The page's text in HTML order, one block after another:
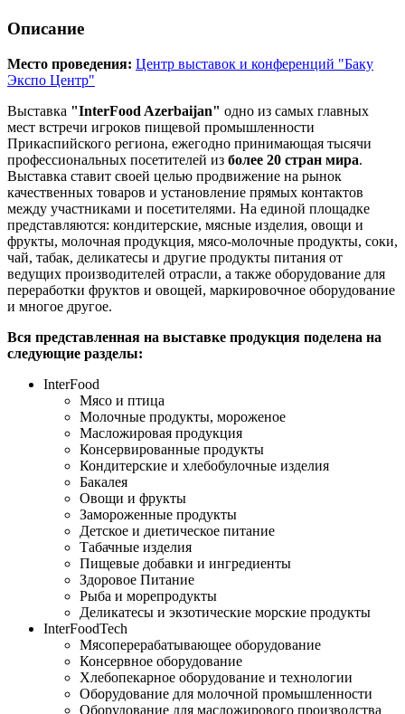
Описание
Место проведения: Центр выставок и конференций "Баку
Экспо Центр"
Выставка "InterFood Azerbaijan" одно из самых главных
мест встречи игроков пищевой промышленности
Прикаспийского региона, ежегодно принимающая тысячи
профессиональных посетителей из более 20 стран мира.
Выставка ставит своей целью продвижение на рынок
качественных товаров и установление прямых контактов
между участниками и посетителями. На единой площадке
представляются: кондитерские, мясные изделия, овощи и
фрукты, молочная продукция, мясо-молочные продукты, соки,
чай, табак, деликатесы и другие продукты питания от
ведущих производителей отрасли, а также оборудование для
переработки фруктов и овощей, маркировочное оборудование
и многое другое.
Вся представленная на выставке продукция поделена на
следующие разделы:
InterFood
Мясо и птица
Молочные продукты, мороженое
Масложировая продукция
Консервированные продукты
Кондитерские и хлебобулочные изделия
Бакалея
Овощи и фрукты
Замороженные продукты
Детское и диетическое питание
Табачные изделия
Пищевые добавки и ингредиенты
Здоровое Питание
Рыба и морепродукты
Деликатесы и экзотические морские продукты
InterFoodTech
Мясоперерабатывающее оборудование
Консервное оборудование
Хлебопекарное оборудование и технологии
Оборудование для молочной промышленности
Оборудование для масложирового производства